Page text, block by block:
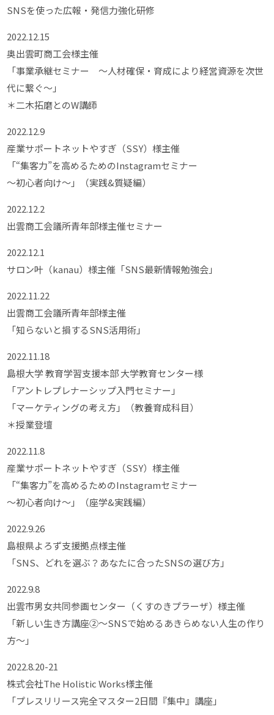
SNSを使った広報・発信力強化研修
2022.12.15
奥出雲町商工会様主催
「事業承継セミナー ～人材確保・育成により経営資源を次世
代に繋ぐ～」
＊二木拓磨とのW講師
2022.12.9
産業サポートネットやすぎ（SSY）様主催
「“集客力”を高めるためのInstagramセミナー
～初心者向け～」（実践&質疑編）
2022.12.2
出雲商工会議所青年部様主催セミナー
2022.12.1
サロン叶（kanau）様主催「SNS最新情報勉強会」
2022.11.22
出雲商工会議所青年部様主催
「知らないと損するSNS活用術」
2022.11.18
島根大学 教育学習支援本部 大学教育センター様
「アントレプレナーシップ入門セミナー」
「マーケティングの考え方」（教養育成科目）
＊授業登壇
2022.11.8
産業サポートネットやすぎ（SSY）様主催
「“集客力”を高めるためのInstagramセミナー
～初心者向け～」（座学&実践編）
2022.9.26
島根県よろず支援拠点様主催
「SNS、どれを選ぶ？あなたに合ったSNSの選び方」
2022.9.8
出雲市男女共同参画センター（くすのきプラーザ）様主催
「新しい生き方講座②～SNSで始めるあきらめない人生の作り
方～」
2022.8.20-21
株式会社The Holistic Works様主催
「プレスリリース完全マスター2日間『集中』講座」